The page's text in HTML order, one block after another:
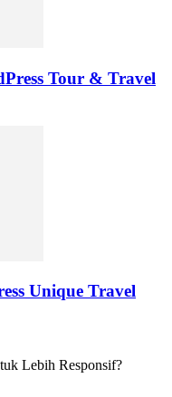
Tour & Travel
Unique Travel
Lebih Responsif?